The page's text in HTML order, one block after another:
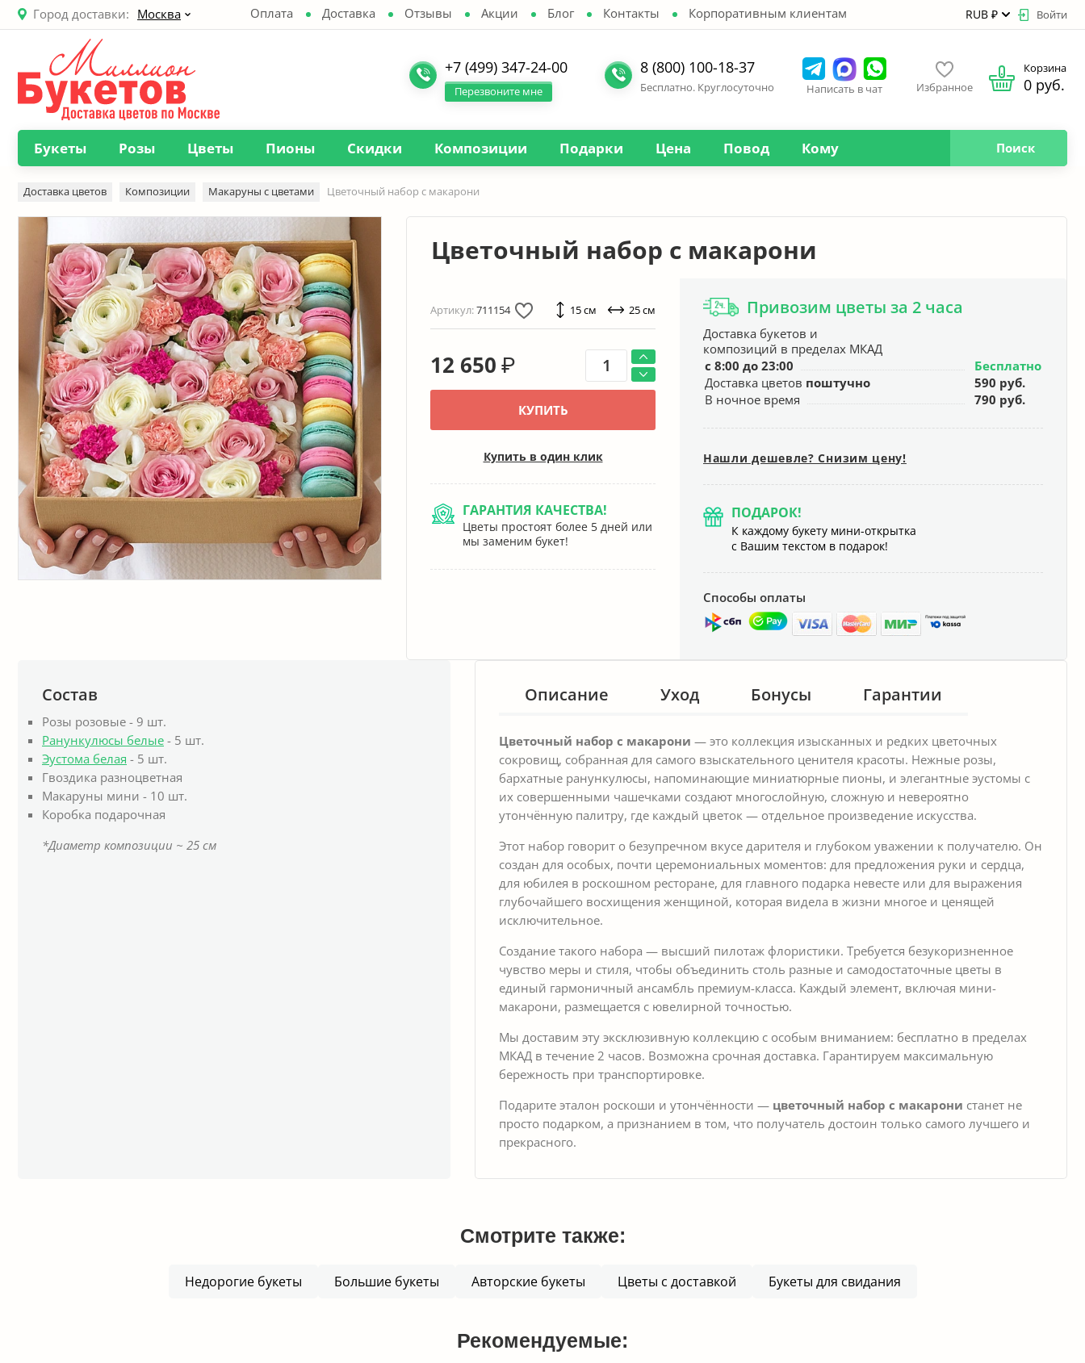
Оплата Доставка Отзывы Акции Блог Контакты Корпоративным клиентам
Город доставки: Москва RUB ₽ Войти
+7 (499) 347-24-00
Перезвоните мне
8 (800) 100-18-37
Бесплатно. Круглосуточно Написать в чат Избранное
Корзина
0 руб.
Букеты Розы Цветы Пионы Скидки Композиции Подарки Цена Повод Кому Поиск
Доставка цветов Композиции Макаруны с цветами Цветочный набор с макарони
Цветочный набор с макарони
Артикул:711154 15 см 25 см
12 650 ₽
КУПИТЬ
Купить в один клик
ГАРАНТИЯ КАЧЕСТВА!
Цветы простоят более 5 дней или
мы заменим букет!
Привозим цветы за 2 часа
Доставка букетов и
композиций в пределах МКАД
с 8:00 до 23:00
Бесплатно
Доставка цветов поштучно
590 руб.
В ночное время
790 руб.
Нашли дешевле? Снизим цену!
ПОДАРОК!
К каждому букету мини-открытка
с Вашим текстом в подарок!
Способы оплаты
Состав
Розы розовые - 9 шт.
Ранункулюсы белые - 5 шт.
Эустома белая - 5 шт.
Гвоздика разноцветная
Макаруны мини - 10 шт.
Коробка подарочная
*Диаметр композиции ~ 25 см
Описание Уход Бонусы Гарантии
Цветочный набор с макарони — это коллекция изысканных и редких цветочных
сокровищ, собранная для самого взыскательного ценителя красоты. Нежные розы,
бархатные ранункулюсы, напоминающие миниатюрные пионы, и элегантные эустомы с
их совершенными чашечками создают многослойную, сложную и невероятно
утончённую палитру, где каждый цветок — отдельное произведение искусства.
Этот набор говорит о безупречном вкусе дарителя и глубоком уважении к получателю. Он
создан для особых, почти церемониальных моментов: для предложения руки и сердца,
для юбилея в роскошном ресторане, для главного подарка невесте или для выражения
глубочайшего восхищения женщиной, которая видела в жизни многое и ценящей
исключительное.
Создание такого набора — высший пилотаж флористики. Требуется безукоризненное
чувство меры и стиля, чтобы объединить столь разные и самодостаточные цветы в
единый гармоничный ансамбль премиум-класса. Каждый элемент, включая мини-
макарони, размещается с ювелирной точностью.
Мы доставим эту эксклюзивную коллекцию с особым вниманием: бесплатно в пределах
МКАД в течение 2 часов. Возможна срочная доставка. Гарантируем максимальную
бережность при транспортировке.
Подарите эталон роскоши и утончённости — цветочный набор с макарони станет не
просто подарком, а признанием в том, что получатель достоин только самого лучшего и
прекрасного.
Смотрите также:
Недорогие букеты Большие букеты Авторские букеты Цветы с доставкой Букеты для свидания
Рекомендуемые: